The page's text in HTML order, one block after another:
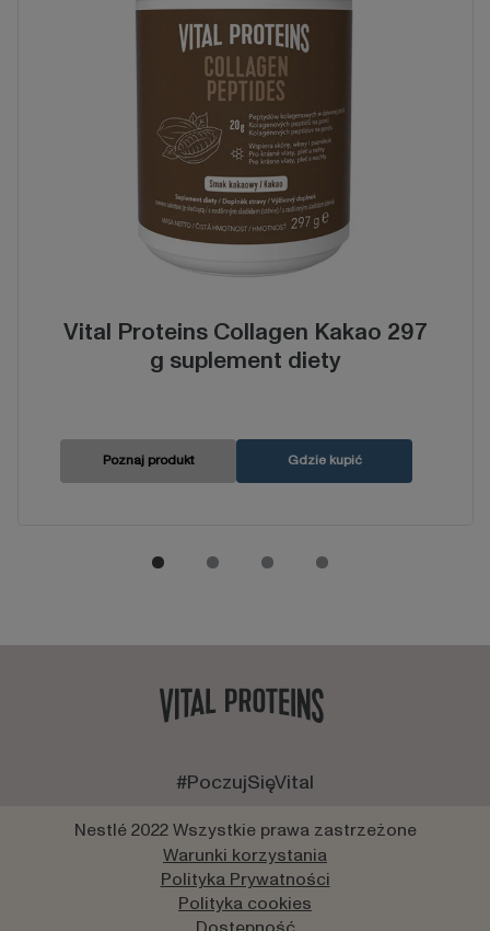
Vital Proteins Collagen Kakao 297
g suplement diety
Poznaj produkt Gdzie kupić
#PoczujSięVital
Nestlé 2022 Wszystkie prawa zastrzeżone
Warunki korzystania
Polityka Prywatności
Polityka cookies